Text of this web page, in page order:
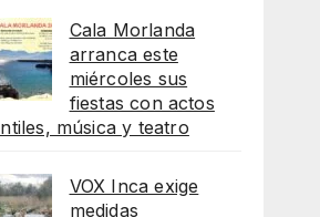
Cala Morlanda
arranca este
miércoles sus
fiestas con actos
música y teatro
VOX Inca exige
medidas